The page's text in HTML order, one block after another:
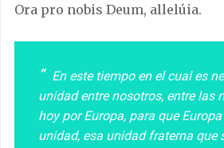
Ora pro nobis Deum, allelúia.
En este tiempo en el cual es
unidad entre nosotros, entre las
hoy por Europa, para que
unidad, esa unidad fraterna que